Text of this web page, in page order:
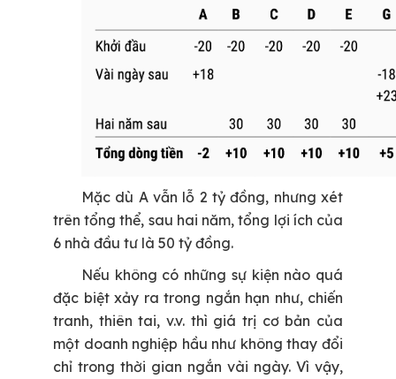
Mặc dù A vẫn lỗ 2 tỷ đồng, nhưng xét
trên tổng thể, sau hai năm, tổng lợi ích của
6 nhà đầu tư là 50 tỷ đồng.
Nếu không có những sự kiện nào quá
đặc biệt xảy ra trong ngắn hạn như, chiến
tranh, thiên tai, v.v. thì giá trị cơ bản của
một doanh nghiệp hầu như không thay đổi
chỉ trong thời gian ngắn vài ngày. Vì vậy,